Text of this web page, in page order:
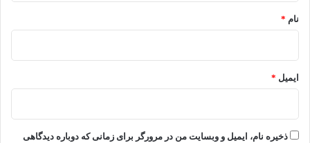
نام *
ایمیل *
ذخیره نام، ایمیل و وبسایت من در مرورگر برای زمانی که دوباره دیدگاهی